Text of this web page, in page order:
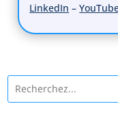
LinkedIn –